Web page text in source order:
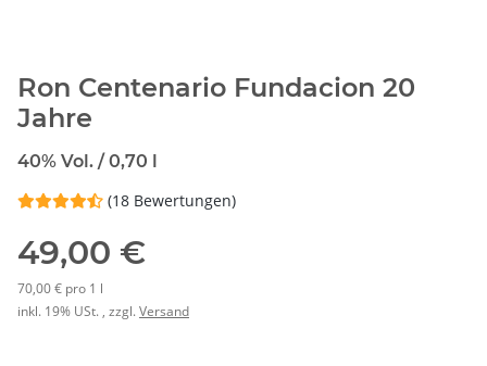
Ron Centenario Fundacion 20
Jahre
40% Vol. / 0,70 l
(18 Bewertungen)
49,00 €
70,00 € pro 1 l
inkl. 19% USt. , zzgl.Versand